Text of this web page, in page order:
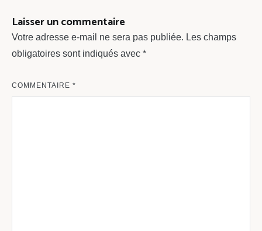
Laisser un commentaire
Votre adresse e-mail ne sera pas publiée. Les champs
obligatoires sont indiqués avec *
COMMENTAIRE *